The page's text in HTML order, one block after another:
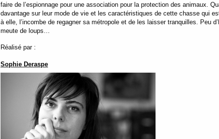
faire de l’espionnage pour une association pour la protection des animaux.
davantage sur leur mode de vie et les caractéristiques de cette chasse qui
à elle, l’incombe de regagner sa métropole et de les laisser tranquilles. Peu
meute de loups…
Réalisé par :
Sophie Deraspe